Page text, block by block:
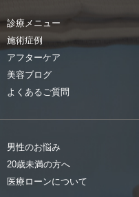
診療メニュー
施術症例
アフターケア
美容ブログ
よくあるご質問
男性のお悩み
20歳未満の方へ
医療ローンについて